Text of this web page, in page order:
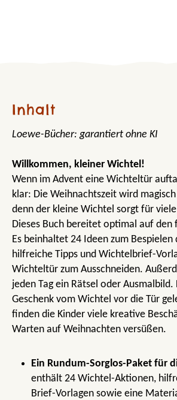
Inhalt
Loewe-Bücher: garantiert ohne KI
Willkommen, kleiner Wichtel!
Wenn im Advent eine Wichteltür
klar: Die Weihnachtszeit wird
denn der kleine Wichtel sorgt für
Dieses Buch bereitet optimal auf den
Es beinhaltet 24 Ideen zum
hilfreiche Tipps und Wichtelbrief-
Wichteltür zum Ausschneiden.
jeden Tag ein Rätsel oder Ausmalbild.
Geschenk vom Wichtel vor die Tür
finden die Kinder viele kreative
Warten auf Weihnachten versüßen.
Ein Rundum-Sorglos-Paket für
enthält 24 Wichtel-Aktionen,
Brief-Vorlagen sowie eine